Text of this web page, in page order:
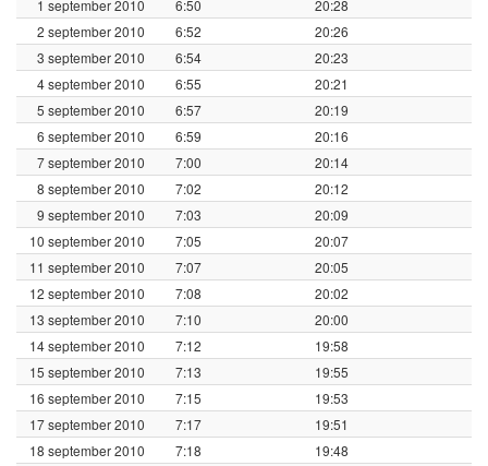
1 september 2010 6:50
20:28
2 september 2010
6:52
20:26
3 september 2010
6:54
20:23
4 september 2010
6:55
20:21
5 september 2010
6:57
20:19
6 september 2010
6:59
20:16
7 september 2010
7:00
20:14
8 september 2010
7:02
20:12
9 september 2010
7:03
20:09
10 september 2010
7:05
20:07
11 september 2010
7:07
20:05
12 september 2010
7:08
20:02
13 september 2010
7:10
20:00
14 september 2010
7:12
19:58
15 september 2010
7:13
19:55
16 september 2010
7:15
19:53
17 september 2010
7:17
19:51
18 september 2010
7:18 19:48